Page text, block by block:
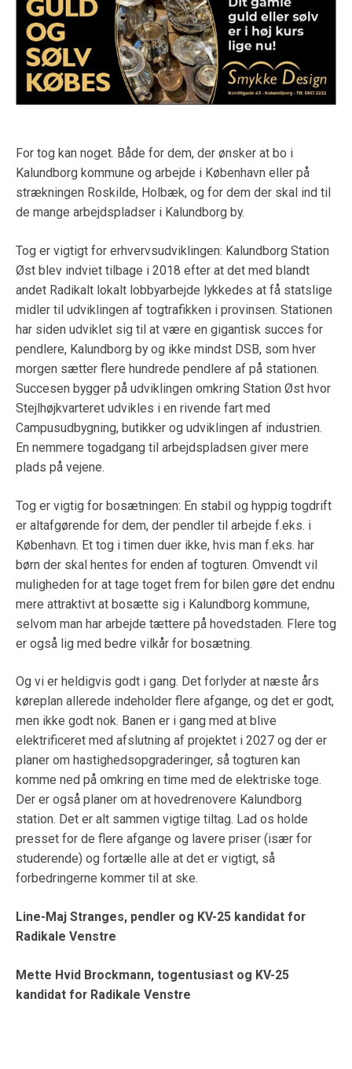
For tog kan noget. Både for dem, der ønsker at bo i
Kalundborg kommune og arbejde i København eller på
strækningen Roskilde, Holbæk, og for dem der skal ind til
de mange arbejdspladser i Kalundborg by.
Tog er vigtigt for erhvervsudviklingen: Kalundborg Station
Øst blev indviet tilbage i 2018 efter at det med blandt
andet Radikalt lokalt lobbyarbejde lykkedes at få statslige
midler til udviklingen af togtrafikken i provinsen. Stationen
har siden udviklet sig til at være en gigantisk succes for
pendlere, Kalundborg by og ikke mindst DSB, som hver
morgen sætter flere hundrede pendlere af på stationen.
Succesen bygger på udviklingen omkring Station Øst hvor
Stejlhøjkvarteret udvikles i en rivende fart med
Campusudbygning, butikker og udviklingen af industrien.
En nemmere togadgang til arbejdspladsen giver mere
plads på vejene.
Tog er vigtig for bosætningen: En stabil og hyppig togdrift
er altafgørende for dem, der pendler til arbejde f.eks. i
København. Et tog i timen duer ikke, hvis man f.eks. har
børn der skal hentes for enden af togturen. Omvendt vil
muligheden for at tage toget frem for bilen gøre det endnu
mere attraktivt at bosætte sig i Kalundborg kommune,
selvom man har arbejde tættere på hovedstaden. Flere tog
er også lig med bedre vilkår for bosætning.
Og vi er heldigvis godt i gang. Det forlyder at næste års
køreplan allerede indeholder flere afgange, og det er godt,
men ikke godt nok. Banen er i gang med at blive
elektrificeret med afslutning af projektet i 2027 og der er
planer om hastighedsopgraderinger, så togturen kan
komme ned på omkring en time med de elektriske toge.
Der er også planer om at hovedrenovere Kalundborg
station. Det er alt sammen vigtige tiltag. Lad os holde
presset for de flere afgange og lavere priser (især for
studerende) og fortælle alle at det er vigtigt, så
forbedringerne kommer til at ske.
Line-Maj Stranges, pendler og KV-25 kandidat for
Radikale Venstre
Mette Hvid Brockmann, togentusiast og KV-25
kandidat for Radikale Venstre